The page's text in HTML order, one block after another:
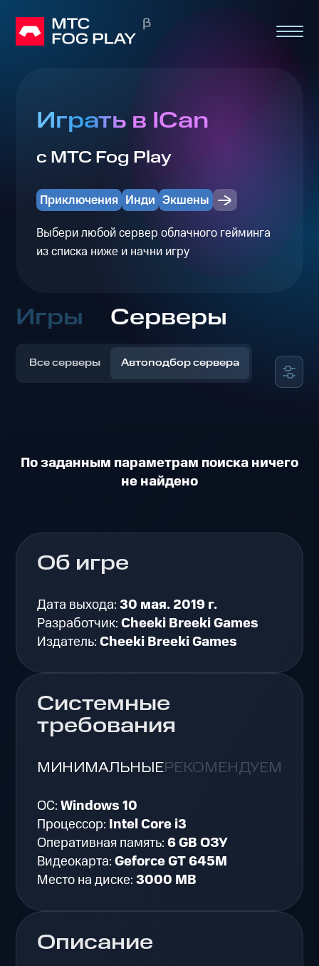
Играть в ICan
с МТС Fog Play
Приключения Инди Экшены
Выбери любой сервер облачного гейминга
из списка ниже и начни игру
Игры Серверы
Все серверы Автоподбор сервера
По заданным параметрам поиска ничего
не найдено
Описание
Об игре
Дата выхода:30 мая. 2019 г.
Разработчик:Cheeki Breeki Games
Издатель:Cheeki Breeki Games
Системные
требования
МИНИМАЛЬНЫЕРЕКОМЕНДУЕМЫЕ
ОС:Windows 10
Процессор: Intel Core i3
Оперативная память:6 GB ОЗУ
Видеокарта:Geforce GT 645M
Место на диске:3000 MB